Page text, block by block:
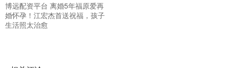
博远配资平台 离婚5年福原爱再
婚怀孕！江宏杰首送祝福，孩子
生活照太治愈